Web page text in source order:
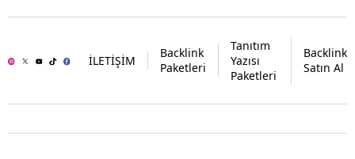
İLETİŞİM
Backlink
Paketleri
Tanıtım
Yazısı
Paketleri
Backlink
Satın Al